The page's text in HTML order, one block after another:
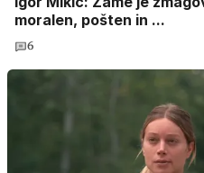
moralen, pošten in ...
6